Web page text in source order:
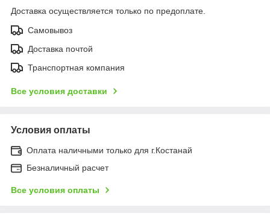
Доставка осуществляется только по предоплате.
Самовывоз
Доставка почтой
Транспортная компания
Все условия доставки
Условия оплаты
Оплата наличными только для г.Костанай
Безналичный расчет
Все условия оплаты